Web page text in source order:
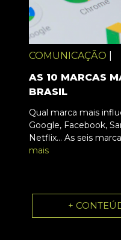
COMUNICAÇÃO
AS 10 MARCAS
BRASIL
Qual marca mais
Google, Facebook,
Netflix... As seis
mais
+